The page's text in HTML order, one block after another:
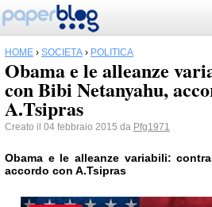
HOME › SOCIETÀ › POLITICA
Obama e le alleanze
con Bibi Netanyahu,
A.Tsipras
Creato il 04 febbraio 2015 da Pfg1971
Obama e le alleanze variabili:
accordo con A.Tsipras